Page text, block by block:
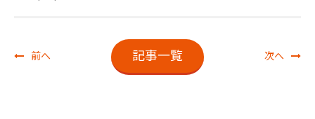
前へ 記事一覧 次へ